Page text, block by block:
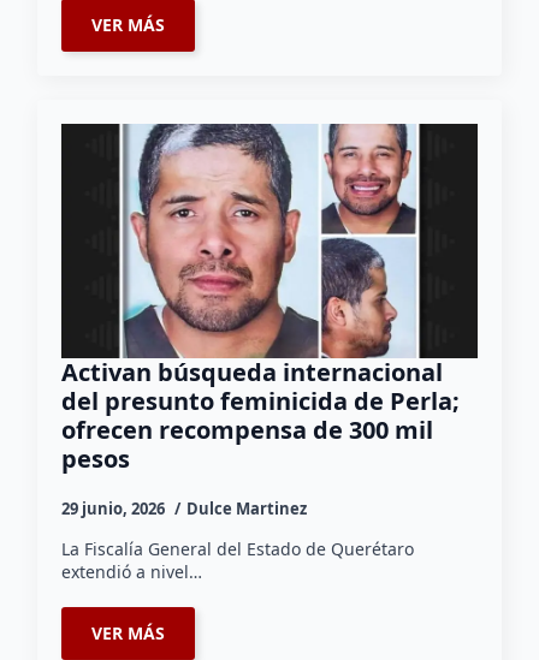
VER MÁS
Activan búsqueda internacional
del presunto feminicida de Perla;
ofrecen recompensa de 300 mil
pesos
29 junio, 2026 Dulce Martinez
La Fiscalía General del Estado de Querétaro
extendió a nivel…
VER MÁS